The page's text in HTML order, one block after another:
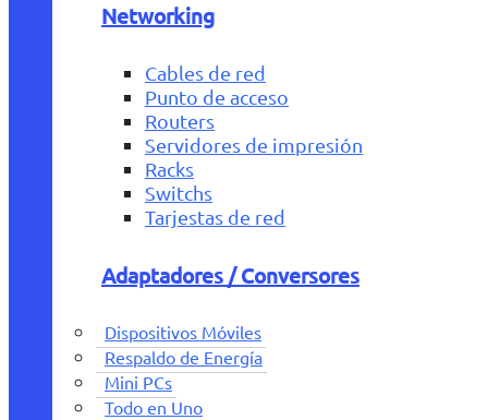
Networking
Cables de red
Punto de acceso
Routers
Servidores de impresión
Racks
Switchs
Tarjestas de red
Adaptadores / Conversores
Dispositivos Móviles
Respaldo de Energía
Mini PCs
Todo en Uno